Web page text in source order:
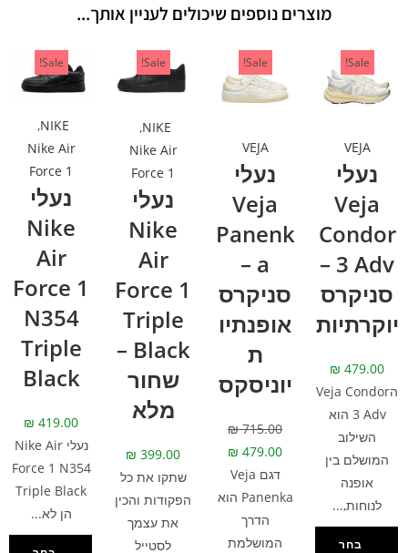
מוצרים נוספים שיכולים לעניין אותך...
Sale!
VEJA
נעלי
Veja
Condor
3 Adv –
סניקרס
יוקרתיות
₪ 479.00
הVeja Condor
3 Adv הוא
השילוב
המושלם בין
אופנה
לנוחות,...
בחר
Sale!
VEJA
נעלי
Veja
Panenk
a –
סניקרס
אופנתיו
ת
יוניסקס
₪715.00
₪ 479.00
דגם Veja
Panenka הוא
הדרך
המושלמת
Sale!
NIKE
,
Nike Air
Force 1
נעלי
Nike
Air
Force 1
Triple
Black –
שחור
מלא
₪ 399.00
שתקו את כל
הפקודות והכין
את עצמך
לסטייל
Sale!
NIKE
,
Nike Air
Force 1
נעלי
Nike
Air
Force 1
N354
Triple
Black
₪ 419.00
נעלי Nike Air
Force 1 N354
Triple Black
הן לא...